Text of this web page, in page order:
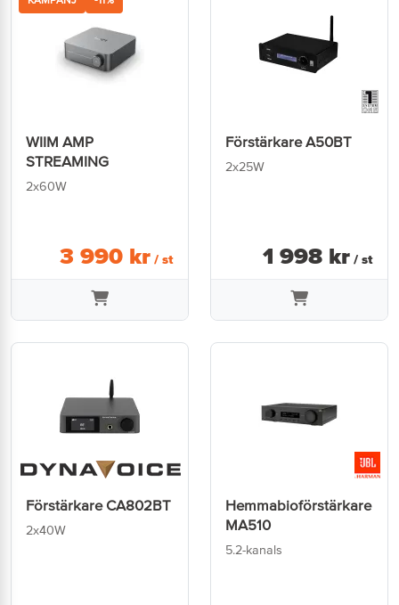
WIIM AMP
STREAMING
2x60W
3 990 kr / st
Förstärkare A50BT
2x25W
1 998 kr / st
Förstärkare CA802BT
2x40W
Hemmabioförstärkare
MA510
5.2-kanals